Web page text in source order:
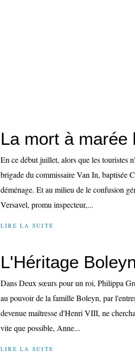
La mort à marée
En ce début juillet, alors que les touristes
brigade du commissaire Van In, baptisée
déménage. Et au milieu de le confusion
Versavel, promu inspecteur,...
LIRE LA SUITE
L'Héritage
Dans Deux sœurs pour un roi, Philippa
au pouvoir de la famille Boleyn, par
devenue maîtresse d'Henri VIII, ne
vite que possible, Anne...
LIRE LA SUITE